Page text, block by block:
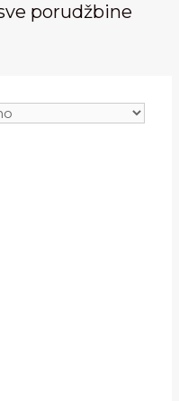
porudžbine